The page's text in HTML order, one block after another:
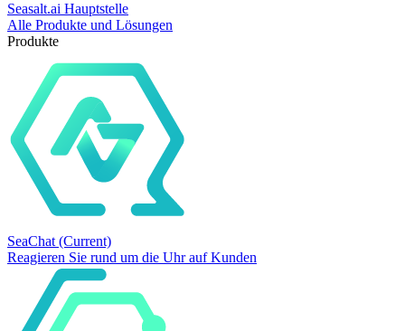
Seasalt.ai Hauptstelle
Alle Produkte und Lösungen
Produkte
SeaChat (Current)
Reagieren Sie rund um die Uhr auf Kunden